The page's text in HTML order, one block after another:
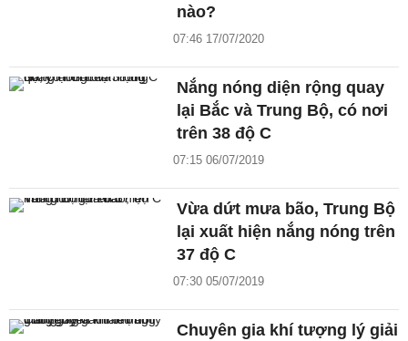
nào?
07:46 17/07/2020
Nắng nóng diện rộng quay
lại Bắc và Trung Bộ, có nơi
trên 38 độ C
07:15 06/07/2019
Vừa dứt mưa bão, Trung Bộ
lại xuất hiện nắng nóng trên
37 độ C
07:30 05/07/2019
Chuyên gia khí tượng lý giải